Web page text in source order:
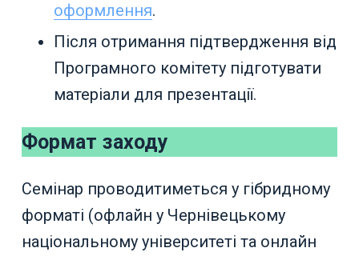
оформлення.
Після отримання підтвердження від
Програмного комітету підготувати
матеріали для презентації.
Формат заходу
Семінар проводитиметься у гібридному
форматі (офлайн у Чернівецькому
національному університеті та онлайн